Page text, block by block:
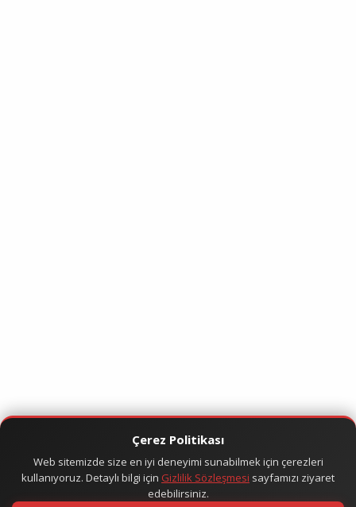
Çerez Politikası
Web sitemizde size en iyi deneyimi sunabilmek için çerezleri
kullanıyoruz. Detaylı bilgi için Gizlilik Sözleşmesi sayfamızı ziyaret
edebilirsiniz.